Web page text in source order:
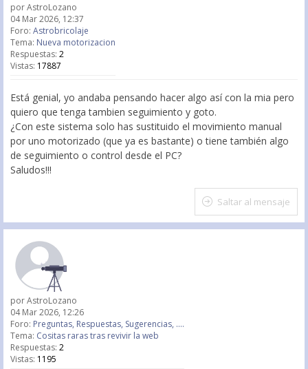
porAstroLozano
04 Mar 2026, 12:37
Foro: Astrobricolaje
Tema: Nueva motorizacion
Respuestas: 2
Vistas: 17887
Está genial, yo andaba pensando hacer algo así con la mia pero
quiero que tenga tambien seguimiento y goto.
¿Con este sistema solo has sustituido el movimiento manual
por uno motorizado (que ya es bastante) o tiene también algo
de seguimiento o control desde el PC?
Saludos!!!
Saltar al mensaje
porAstroLozano
04 Mar 2026, 12:26
Foro: Preguntas, Respuestas, Sugerencias, ....
Tema: Cositas raras tras revivir la web
Respuestas: 2
Vistas: 1195